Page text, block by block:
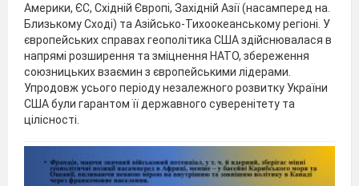
Америки, ЄС, Східній Європі, Західній Азії (насамперед на.
Близькому Сході) та Азійсько-Тихоокеанському регіоні. У
європейських справах геополітика США здійснювалася в
напрямі розширення та зміцнення НАТО, збереження
союзницьких взаємин з європейськими лідерами.
Упродовж усього періоду незалежного розвитку України
США були гарантом її державного суверенітету та
цілісності.